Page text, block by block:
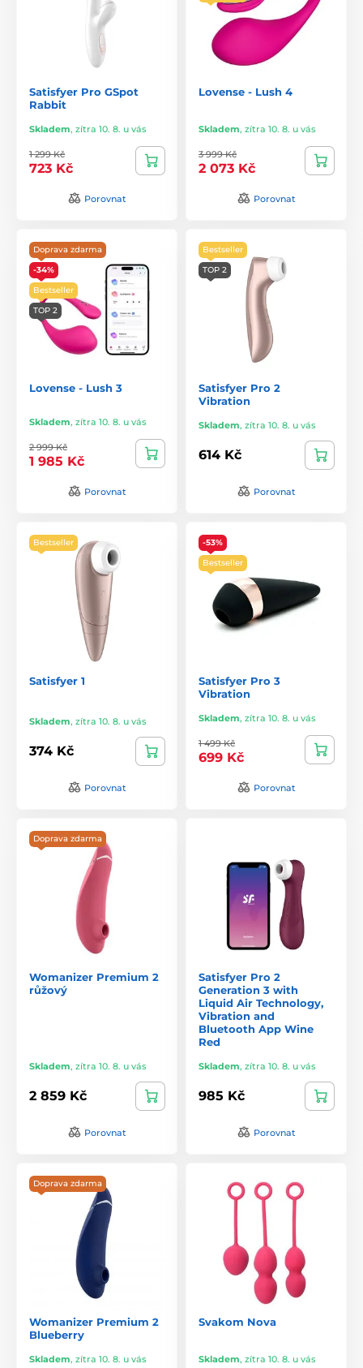
Satisfyer Pro GSpot
Rabbit
Skladem, zítra 10. 8. u vás
1 299 Kč
723 Kč
Porovnat
Lovense - Lush 4
Skladem, zítra 10. 8. u vás
3 999 Kč
2 073 Kč
Porovnat
Doprava zdarma
-34%
Bestseller
TOP 2
Lovense - Lush 3
Skladem, zítra 10. 8. u vás
2 999 Kč
1 985 Kč
Porovnat
Bestseller
TOP 2
Satisfyer Pro 2
Vibration
Skladem, zítra 10. 8. u vás
614 Kč
Porovnat
Bestseller
Satisfyer 1
Skladem, zítra 10. 8. u vás
374 Kč
Porovnat
-53%
Bestseller
Satisfyer Pro 3
Vibration
Skladem, zítra 10. 8. u vás
1 499 Kč
699 Kč
Porovnat
Doprava zdarma
Womanizer Premium 2
růžový
Skladem, zítra 10. 8. u vás
2 859 Kč
Porovnat
Satisfyer Pro 2
Generation 3 with
Liquid Air Technology,
Vibration and
Bluetooth App Wine
Red
Skladem, zítra 10. 8. u vás
985 Kč
Porovnat
Doprava zdarma
Womanizer Premium 2
Blueberry
Skladem, zítra 10. 8. u vás
Svakom Nova
Skladem, zítra 10. 8. u vás